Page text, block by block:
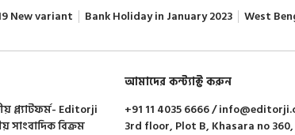
New variant Bank Holiday in January 2023 West
প্ল্যাটফর্ম- Editorji
সাংবাদিক বিক্রম
আমাদের কন্ট্যাক্ট করুন
+91 11 4035 6666 /
3rd floor, Plot B, Khasara no